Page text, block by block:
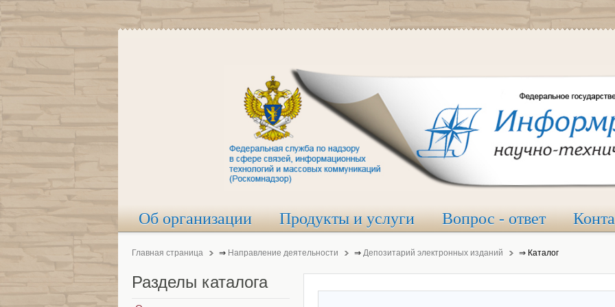
Об организации Продукты и услуги Вопрос - ответ
Главная страница ⇒ Направление деятельности ⇒ Депозитарий электронных изданий ⇒ Каталог
Разделы каталога